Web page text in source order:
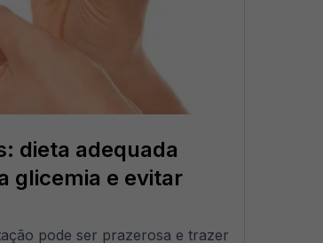
dieta adequada
glicemia e evitar
pode ser prazerosa e trazer